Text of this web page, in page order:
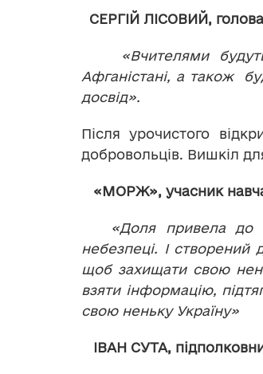
СЕРГІЙ ЛІСОВИЙ, голова
«Вчителями будуть
Афганістані, а також
досвід».
Після урочистого
добровольців. Вишкіл
«МОРЖ», учасник
«Доля привела до
небезпеці. І створений
щоб захищати свою
взяти інформацію,
свою неньку Україну»
ІВАН СУТА,